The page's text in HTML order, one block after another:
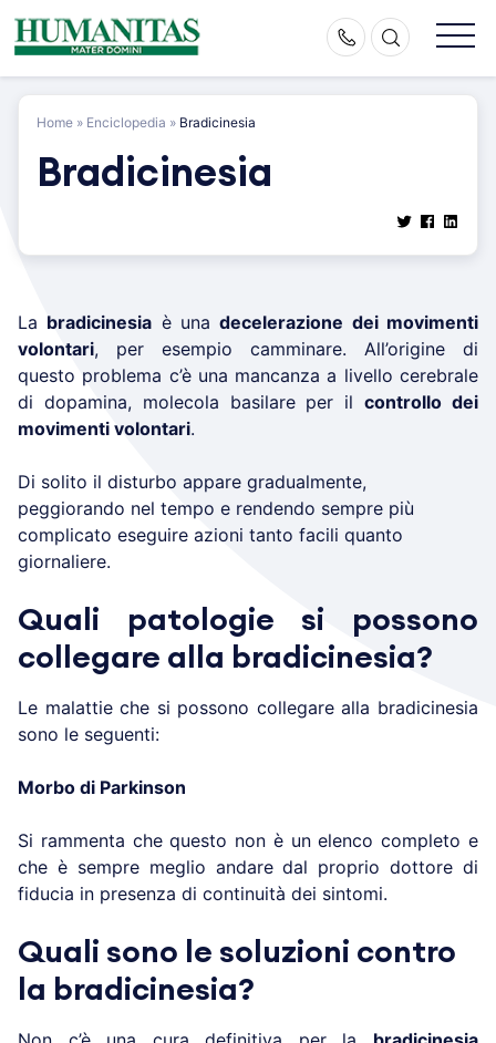
Skip
to
Home » Enciclopedia » Bradicinesia
Bradicinesia
La bradicinesia è unadecelerazione dei movimenti
volontari, per esempio camminare. All’origine di
questo problema c’è una mancanza a livello cerebrale
di dopamina, molecola basilare per ilcontrollo dei
movimenti volontari.
Di solito il disturbo appare gradualmente,
peggiorando nel tempo e rendendo sempre più
complicato eseguire azioni tanto facili quanto
giornaliere.
Quali patologie si possono
collegare alla bradicinesia?
Le malattie che si possono collegare alla bradicinesia
sono le seguenti:
Morbo di Parkinson
Si rammenta che questo non è un elenco completo e
che è sempre meglio andare dal proprio dottore di
fiducia in presenza di continuità dei sintomi.
Quali sono le soluzioni contro
la bradicinesia?